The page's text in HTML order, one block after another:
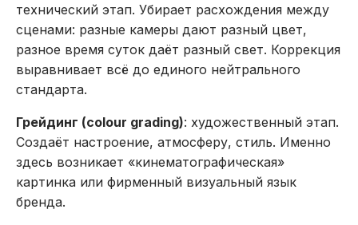
технический этап. Убирает расхождения между
сценами: разные камеры дают разный цвет,
разное время суток даёт разный свет. Коррекция
выравнивает всё до единого нейтрального
стандарта.
Грейдинг (colour grading): художественный этап.
Создаёт настроение, атмосферу, стиль. Именно
здесь возникает «кинематографическая»
картинка или фирменный визуальный язык
бренда.